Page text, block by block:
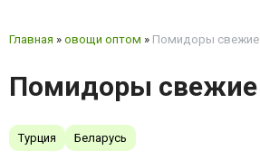
Главная » овощи оптом » Помидоры свежие
Помидоры свежие
Турция Беларусь